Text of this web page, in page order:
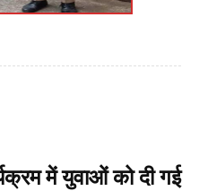
में युवाओं को दी गई